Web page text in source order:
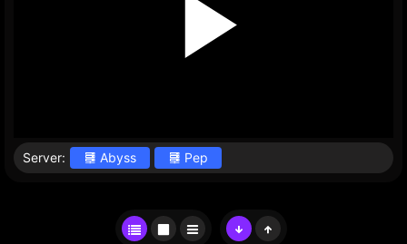
Server: Abyss Pep